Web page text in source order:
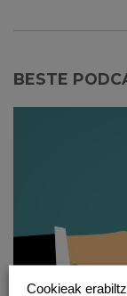
BESTE
Cookieak